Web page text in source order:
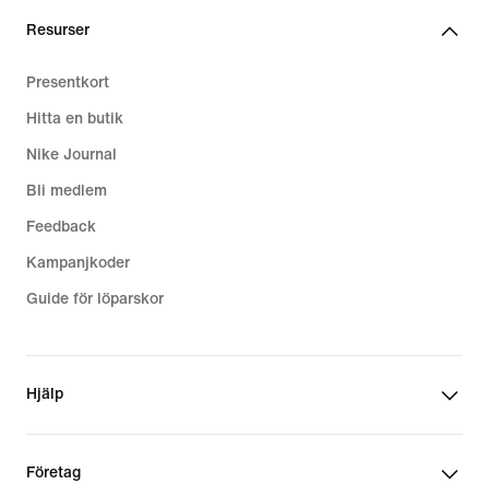
Resurser
Presentkort
Hitta en butik
Nike Journal
Bli medlem
Feedback
Kampanjkoder
Guide för löparskor
Hjälp
Företag